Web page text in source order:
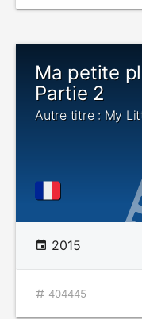
Ma petite
Partie 2
Autre titre : My
2015
404445